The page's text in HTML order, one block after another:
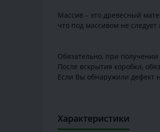
Массив – это древесный
что под массивом не
Обязательно, при
После вскрытия коробки,
Если Вы обнаружили дефект
Характеристики